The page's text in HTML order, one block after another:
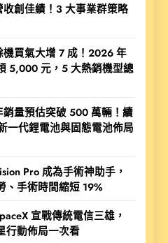
創佳績！3 大事業群策略
機買氣大增 7 成！2026 年
5,000 元，5 大熱銷機型總
量預估突破 500 萬輛！續
一代鋰電池與固態電池佈局
Pro 成為手術神助手，
、手術時間縮短 19%
宣戰傳統電信三雄，
行動佈局一次看